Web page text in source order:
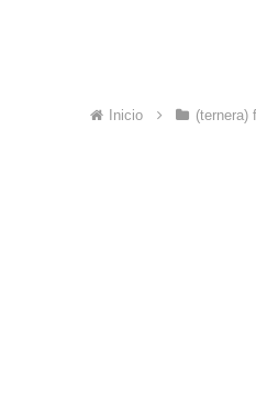
Inicio (ternera)